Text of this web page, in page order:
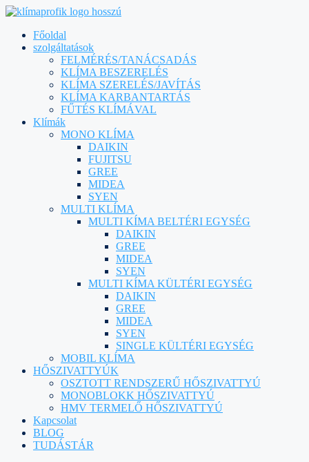
Főoldal
szolgáltatások
FELMÉRÉS/TANÁCSADÁS
KLÍMA BESZERELÉS
KLÍMA SZERELÉS/JAVÍTÁS
KLÍMA KARBANTARTÁS
FŰTÉS KLÍMÁVAL
Klímák
MONO KLÍMA
DAIKIN
FUJITSU
GREE
MIDEA
SYEN
MULTI KLÍMA
MULTI KÍMA BELTÉRI EGYSÉG
DAIKIN
GREE
MIDEA
SYEN
MULTI KÍMA KÜLTÉRI EGYSÉG
DAIKIN
GREE
MIDEA
SYEN
SINGLE KÜLTÉRI EGYSÉG
MOBIL KLÍMA
HŐSZIVATTYÚK
OSZTOTT RENDSZERŰ HŐSZIVATTYÚ
MONOBLOKK HŐSZIVATTYÚ
HMV TERMELŐ HŐSZIVATTYÚ
Kapcsolat
BLOG
TUDÁSTÁR